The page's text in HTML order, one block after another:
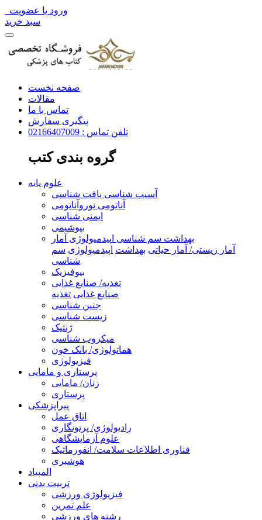
ورود یا عضویت
سبد خرید
صفحه نخست
مقالات
تماس با ما
پیگیری سفارش
تلفن تماس : 02166407009
گروه بندی کتب
علوم پایه
آسیب شناسی بافت شناسی
آناتومی نوروآناتومی
ایمنی شناسی
بیوشیمی
بهداشت سم شناسی اپیدمیولوژی آمار
آمار زیستی/ آمار حیاتی بهداشت اپیدمیولوژی سم
شناسی
بیوفیزیک
تغذیه/ صنایع غذایی
صنایع غذایی تغذیه
جنین شناسی
زیست شناسی
ژنتیک
میکروب شناسی
هماتولوژی/ بانک خون
فیزیولوژی
پرستاری و مامایی
زنان/ مامایی
پرستاری
پیراپزشکی
اتاق عمل
رادیولوژی/ پرتونگاری
علوم آزمایشگاهی
فناوری اطلاعات سلامت/ انفورماتیک
هوشبری
المپیاد
تربیت بدنی
فیزیولوژی ورزشی
علم تمرین
رشته های ورزشی